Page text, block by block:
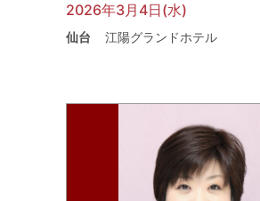
2026年3月4日(水)
仙台 江陽グランドホテル